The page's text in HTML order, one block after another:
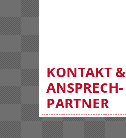
KONTAKT &
ANSPRECH-
PARTNER